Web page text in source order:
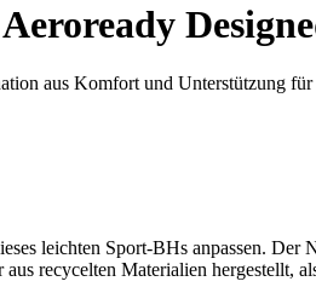
aus Komfort und Unterstützung
leichten Sport-BHs anpassen.
recycelten Materialien hergestellt,